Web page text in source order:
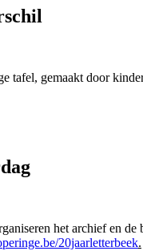
gemaakt door
het archief en
20jaarletterbeek.